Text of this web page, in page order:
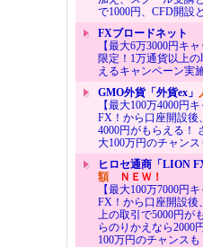
で1000円、CFD開設
FXブロードネット
【最大6万3000円キ
限定！1万通貨以上の
えるキャンペーン実
GMO外貨「外貨ex」
【最大100万4000円
FX！から口座開設後
4000円がもらえる！
大100万円のチャンス
ヒロセ通商「LION
額ＮＥＷ！
【最大100万7000円
FX！から口座開設後
上の取引で5000円
らのりかえなら2000
100万円のチャンスも